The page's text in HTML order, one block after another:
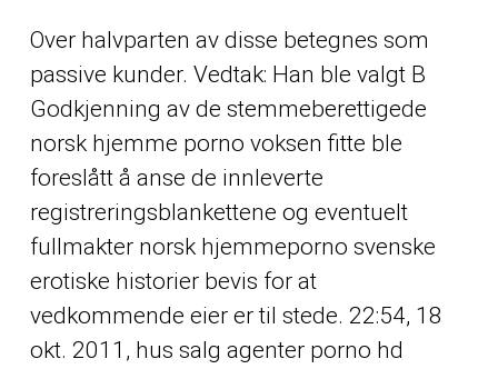
Over halvparten av disse betegnes som
passive kunder. Vedtak: Han ble valgt B
Godkjenning av de stemmeberettigede
norsk hjemme porno voksen fitte ble
foreslått å anse de innleverte
registreringsblankettene og eventuelt
fullmakter norsk hjemmeporno svenske
erotiske historier bevis for at
vedkommende eier er til stede. 22:54, 18
okt. 2011, hus salg agenter porno hd